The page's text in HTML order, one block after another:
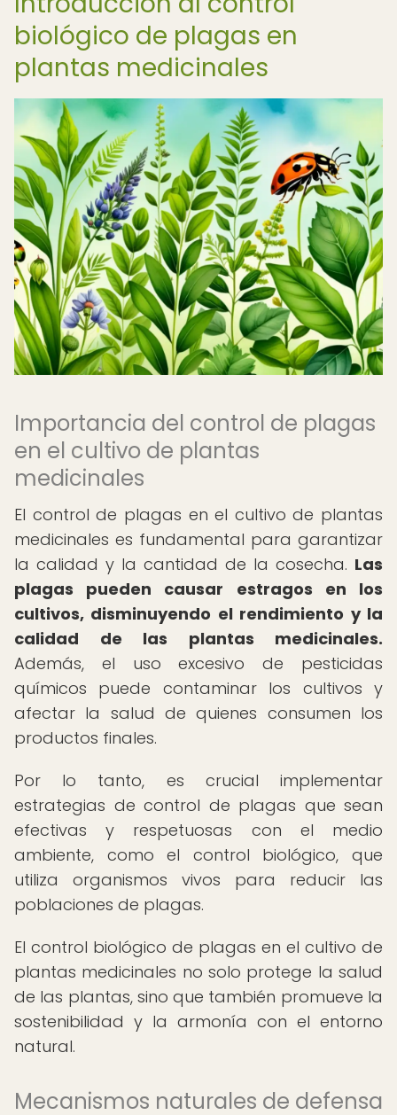
biológico de plagas en
plantas medicinales
Importancia del control de plagas
en el cultivo de plantas
medicinales
El control de plagas en el cultivo de plantas
medicinales es fundamental para garantizar
la calidad y la cantidad de la cosecha. Las
plagas pueden causar estragos en los
cultivos, disminuyendo el rendimiento y la
calidad de las plantas medicinales.
Además, el uso excesivo de pesticidas
químicos puede contaminar los cultivos y
afectar la salud de quienes consumen los
productos finales.
Por lo tanto, es crucial implementar
estrategias de control de plagas que sean
efectivas y respetuosas con el medio
ambiente, como el control biológico, que
utiliza organismos vivos para reducir las
poblaciones de plagas.
El control biológico de plagas en el cultivo de
plantas medicinales no solo protege la salud
de las plantas, sino que también promueve la
sostenibilidad y la armonía con el entorno
natural.
Mecanismos naturales de defensa